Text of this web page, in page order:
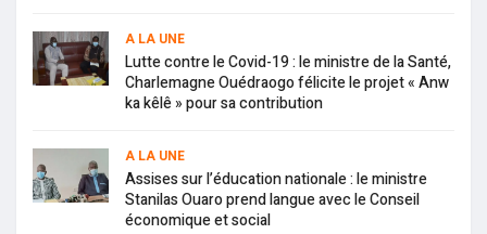
A LA UNE
Lutte contre le Covid-19 : le ministre de la Santé,
Charlemagne Ouédraogo félicite le projet « Anw
ka kêlê » pour sa contribution
A LA UNE
Assises sur l’éducation nationale : le ministre
Stanilas Ouaro prend langue avec le Conseil
économique et social